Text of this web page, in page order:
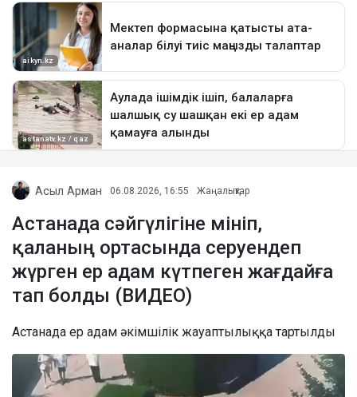
Асыл Арман 06.08.2026, 16:55 Жаңалықтар
Астанада сәйгүлігіне мініп,
қаланың ортасында серуендеп
жүрген ер адам күтпеген жағдайға
тап болды (ВИДЕО)
Астанада ер адам әкімшілік жауаптылыққа тартылды